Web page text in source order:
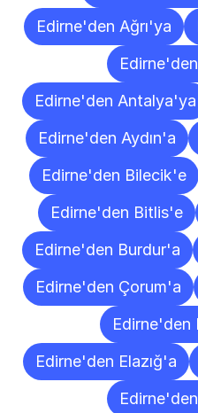
Edirne'den Ağrı'ya
Edirne'den Antalya'ya
Edirne'den Aydın'a
Edirne'den Bilecik'e
Edirne'den Bitlis'e
Edirne'den Burdur'a
Edirne'den Çorum'a
Edirne'den
Edirne'den Elazığ'a